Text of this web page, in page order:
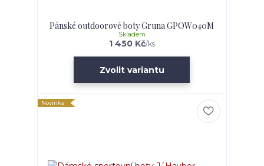
Pánské outdoorové boty Gruna GPOW040M
1 450 Kč/ks
Skladem
Zvolit variantu
Novinka